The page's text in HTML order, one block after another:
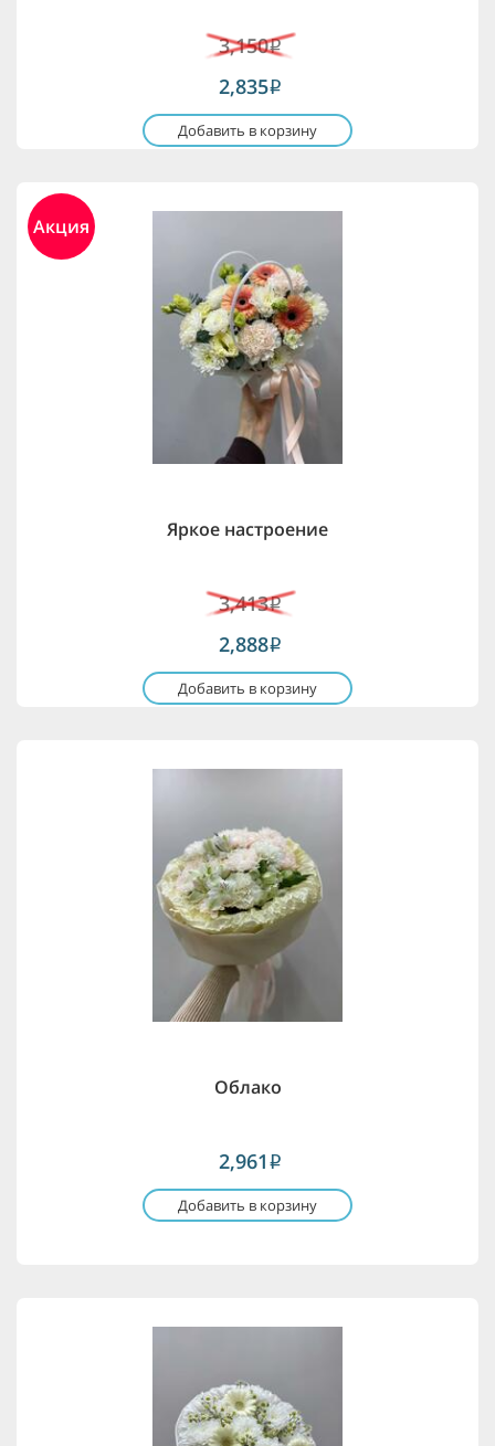
3,150i
2,835i
Добавить в корзину
Акция
Яркое настроение
3,413i
2,888i
Добавить в корзину
Облако
2,961 i
Добавить в корзину